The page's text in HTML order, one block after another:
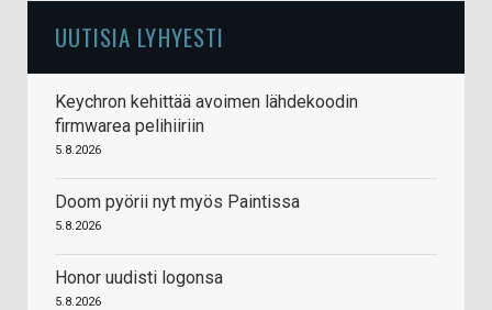
UUTISIA LYHYESTI
Keychron kehittää avoimen lähdekoodin
firmwarea pelihiiriin
5.8.2026
Doom pyörii nyt myös Paintissa
5.8.2026
Honor uudisti logonsa
5.8.2026